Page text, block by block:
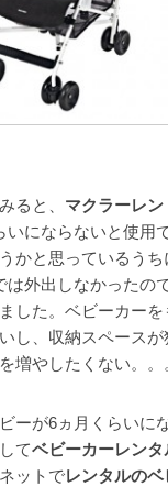
ると、 マクラーレ
いにならないと使用
かと思っているうち
は外出しなかったの
した。ベビーカー
し、収納スペースが
増やしたくない。。
ーが6ヵ月くらいに
てベビーカーレンタ
ットでレンタルの